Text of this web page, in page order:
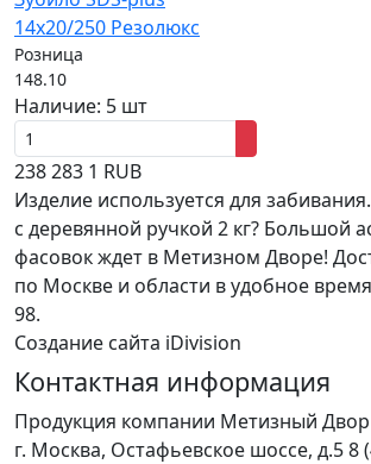
14х20/250 Резолюкс
Розница
148.10
Наличие: 5 шт
238283 1 RUB
Изделие используется для
с деревянной ручкой 2 кг? Большой
фасовок ждет в Метизном Дворе!
по Москве и области в удобное
98.
Создание сайта iDivision
Контактная информация
Продукция компании Метизный Двор
г. Москва, Остафьевское шоссе, д.58